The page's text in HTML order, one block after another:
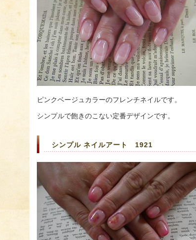
ピンクベージュカラーのフレンチネイルです。
シンプルで飽きのこない定番デザインです。
シンプル ネイルアート 1921